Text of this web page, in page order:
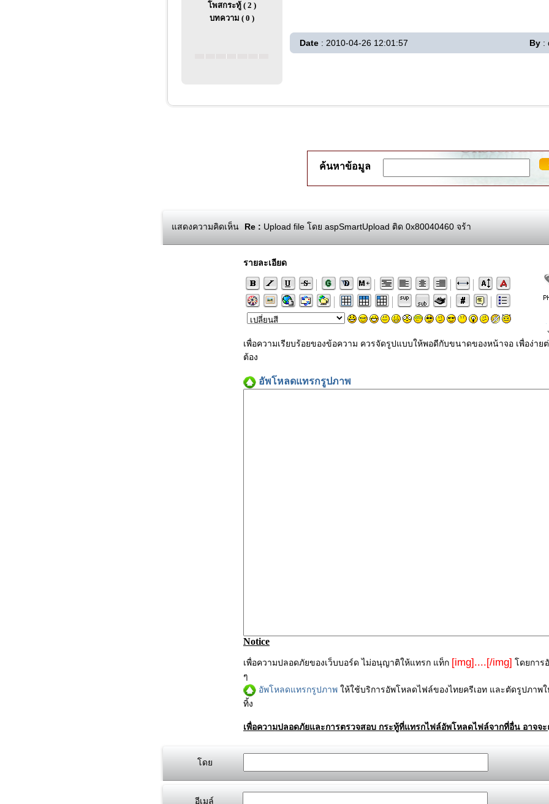
โพสกระทู้ ( 2 )
บทความ ( 0 )
Date : 2010-04-26 12:01:57 By :
ค้นหาข้อมูล
แสดงความคิดเห็น Re : Upload file โดย aspSmartUpload ติด 0x80040460 จร้า
รายละเอียด
เพื่อความเรียบร้อยของข้อความ ควรจัดรูปแบบให้พอดีกับขนาดของหน้าจอ เพื่อง่า
ต้อง
อัพโหลดแทรกรูปภาพ
Notice
เพื่อความปลอดภัยของเว็บบอร์ด ไม่อนุญาติให้แทรก แท็ก [img]....[/img] โดยการ
ๆ
อัพโหลดแทรกรูปภาพ ให้ใช้บริการอัพโหลดไฟล์ของไทยครีเอท และตัดรูปภาพ
ทิ้ง
เพื่อความปลอดภัยและการตรวจสอบ กระทู้ที่แทรกไฟล์อัพโหลดไฟล์จากที่อื่น อาจจ
โดย
อีเมล์